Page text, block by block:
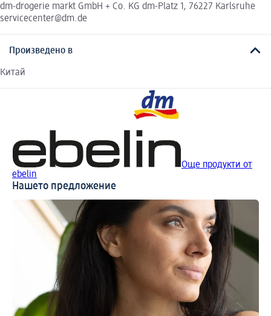
dm-drogerie markt GmbH + Co. KG dm-Platz 1, 76227 Karlsruhe
servicecenter@dm.de
Произведено в
Китай
Още продукти от
ebelin
Нашето предложение